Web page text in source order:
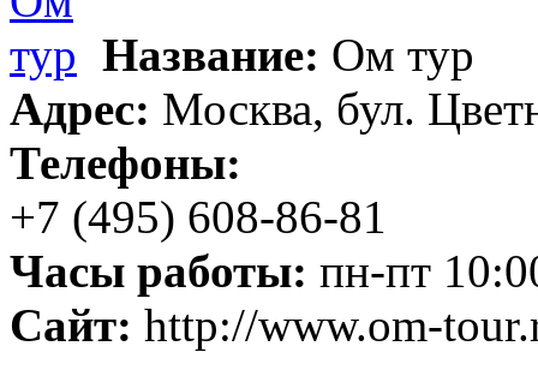
Название: Ом тур
Адрес: Москва, бул.
Телефоны:
+7 (495) 608-86-81
Часы работы: пн-пт
Сайт: http://www.om-